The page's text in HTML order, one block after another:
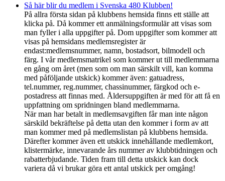
Så här blir du medlem i Svenska 480 Klubben!
På allra första sidan på klubbens hemsida finns ett ställe att
klicka på. Då kommer ett anmälningsformulär att visas som
man fyller i alla uppgifter på. Dom uppgifter som kommer att
visas på hemsidans medlemsregister är
endast:medlemsnummer, namn, bostadsort, bilmodell och
färg. I vår medlemsmatrikel som kommer ut till medlemmarna
en gång om året (men som om man särskilt vill, kan komma
med påföljande utskick) kommer även: gatuadress,
tel.nummer, reg.nummer, chassinummer, färgkod och e-
postadress att finnas med. Åldersuppgiften är med för att få en
uppfattning om spridningen bland medlemmarna.
När man har betalt in medlemsavgiften får man inte någon
särskild bekräftelse på detta utan den kommer i form av att
man kommer med på medlemslistan på klubbens hemsida.
Därefter kommer även ett utskick innehållande medlemkort,
klistermärke, innevarande års nummer av klubbtidningen och
rabatterbjudande. Tiden fram till detta utskick kan dock
variera då vi brukar göra ett antal utskick per omgång!